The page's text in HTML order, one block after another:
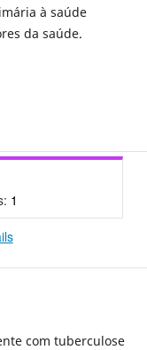
à saúde
da saúde.
1
com tuberculose